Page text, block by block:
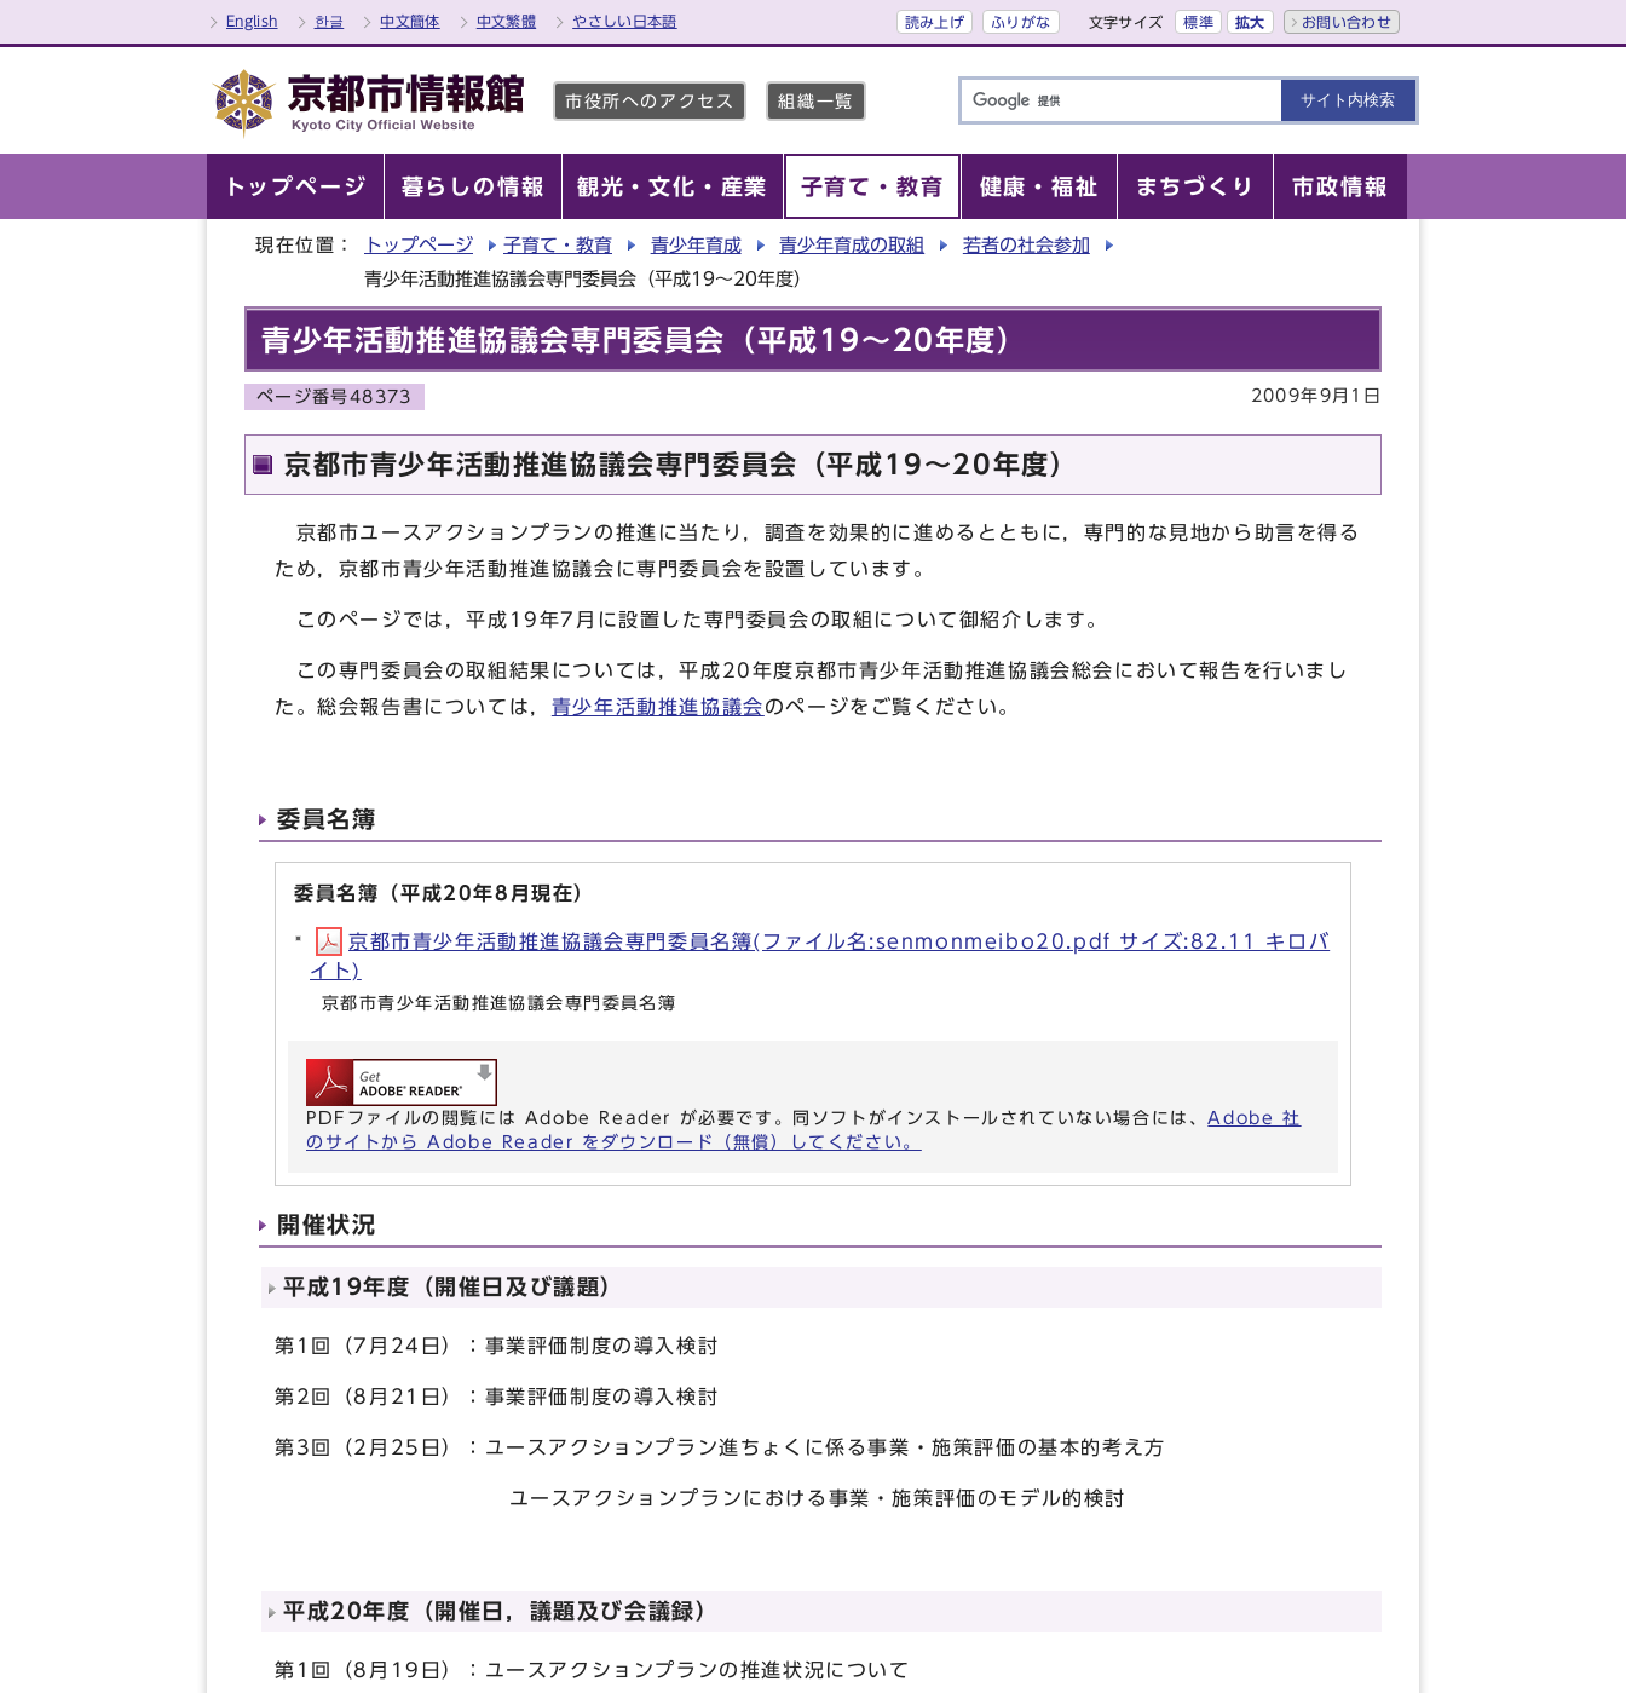
English 한글 中文簡体 中文繁體 やさしい日本語 読み上げ ふりがな 文字サイズ 標準 拡大 お問い合わせ
市役所へのアクセス 組織一覧
トップページ 暮らしの情報 観光・文化・産業 子育て・教育 健康・福祉 まちづくり 市政情報
現在位置： トップページ 子育て・教育 青少年育成 青少年育成の取組
若者の社会参加
青少年活動推進協議会専門委員会（平成19～20年度）
青少年活動推進協議会専門委員会（平成19～20年度）
ページ番号48373 2009年9月1日
京都市青少年活動推進協議会専門委員会（平成19～20年度）
京都市ユースアクションプランの推進に当たり，調査を効果的に進めるとともに，専門的な見地から助言を得る
ため，京都市青少年活動推進協議会に専門委員会を設置しています。
このページでは，平成19年7月に設置した専門委員会の取組について御紹介します。
この専門委員会の取組結果については，平成20年度京都市青少年活動推進協議会総会において報告を行いまし
た。総会報告書については， 青少年活動推進協議会のページをご覧ください。
委員名簿
委員名簿（平成20年8月現在）
京都市青少年活動推進協議会専門委員名簿(ファイル名:senmonmeibo20.pdf サイズ:82.11 キロバ
イト)
京都市青少年活動推進協議会専門委員名簿
PDFファイルの閲覧には Adobe Reader が必要です。同ソフトがインストールされていない場合には、Adobe 社
のサイトから Adobe Reader をダウンロード（無償）してください。
開催状況
平成19年度（開催日及び議題）
第1回（7月24日）：事業評価制度の導入検討
第2回（8月21日）：事業評価制度の導入検討
第3回（2月25日）：ユースアクションプラン進ちょくに係る事業・施策評価の基本的考え方
ユースアクションプランにおける事業・施策評価のモデル的検討
平成20年度（開催日，議題及び会議録）
第1回（8月19日）：ユースアクションプランの推進状況について